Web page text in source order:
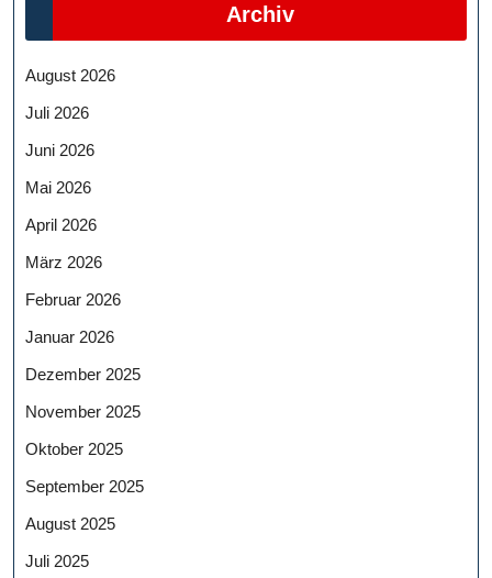
Archiv
August 2026
Juli 2026
Juni 2026
Mai 2026
April 2026
März 2026
Februar 2026
Januar 2026
Dezember 2025
November 2025
Oktober 2025
September 2025
August 2025
Juli 2025